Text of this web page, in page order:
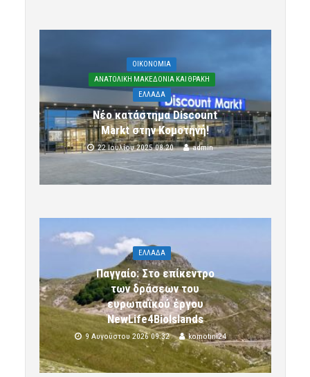
OIKONOMIA
ΑΝΑΤΟΛΙΚΗ ΜΑΚΕΔΟΝΙΑ ΚΑΙ ΘΡΑΚΗ
ΕΛΛΑΔΑ
Νέο κατάστημα Discount
Markt στην Κομοτηνή!
22 Ιουλίου 2025 08:20 admin
ΕΛΛΑΔΑ
Παγγαίο: Στο επίκεντρο
των δράσεων του
ευρωπαϊκού έργου
NewLife4BioIslands
9 Αυγούστου 2026 09:32 komotini24